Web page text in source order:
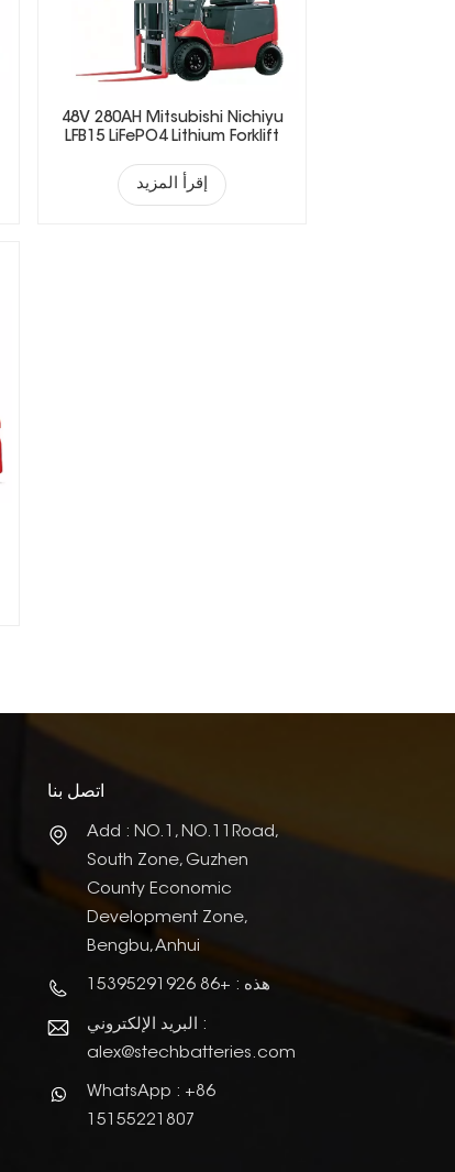
48V 280AH Mitsubishi Nichiyu
LFB15 LiFePO4 Lithium Forklift
إقرأ المزيد
اتصل بنا
Add : NO.1, NO.11Road,
South Zone, Guzhen
County Economic
Development Zone,
Bengbu, Anhui
هذه : +86 15395291926
البريد الإلكتروني :
alex@stechbatteries.com
WhatsApp : +86
15155221807